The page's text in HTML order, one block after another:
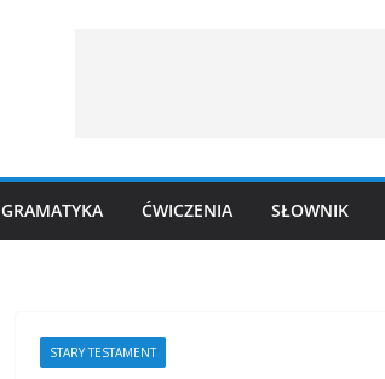
GRAMATYKA ĆWICZENIA SŁOWNIK
STARY TESTAMENT